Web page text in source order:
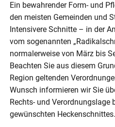
Ein bewahrender Form- und
den meisten Gemeinden und
Intensivere Schnitte – in der
vom sogenannten
normalerweise von März bis
Beachten Sie aus diesem
Region geltenden
Wunsch informieren wir Sie
Rechts- und Verordnungslage
gewünschten Heckenschnittes.